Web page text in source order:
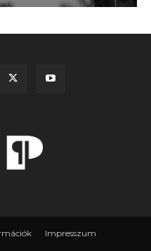
Impresszum